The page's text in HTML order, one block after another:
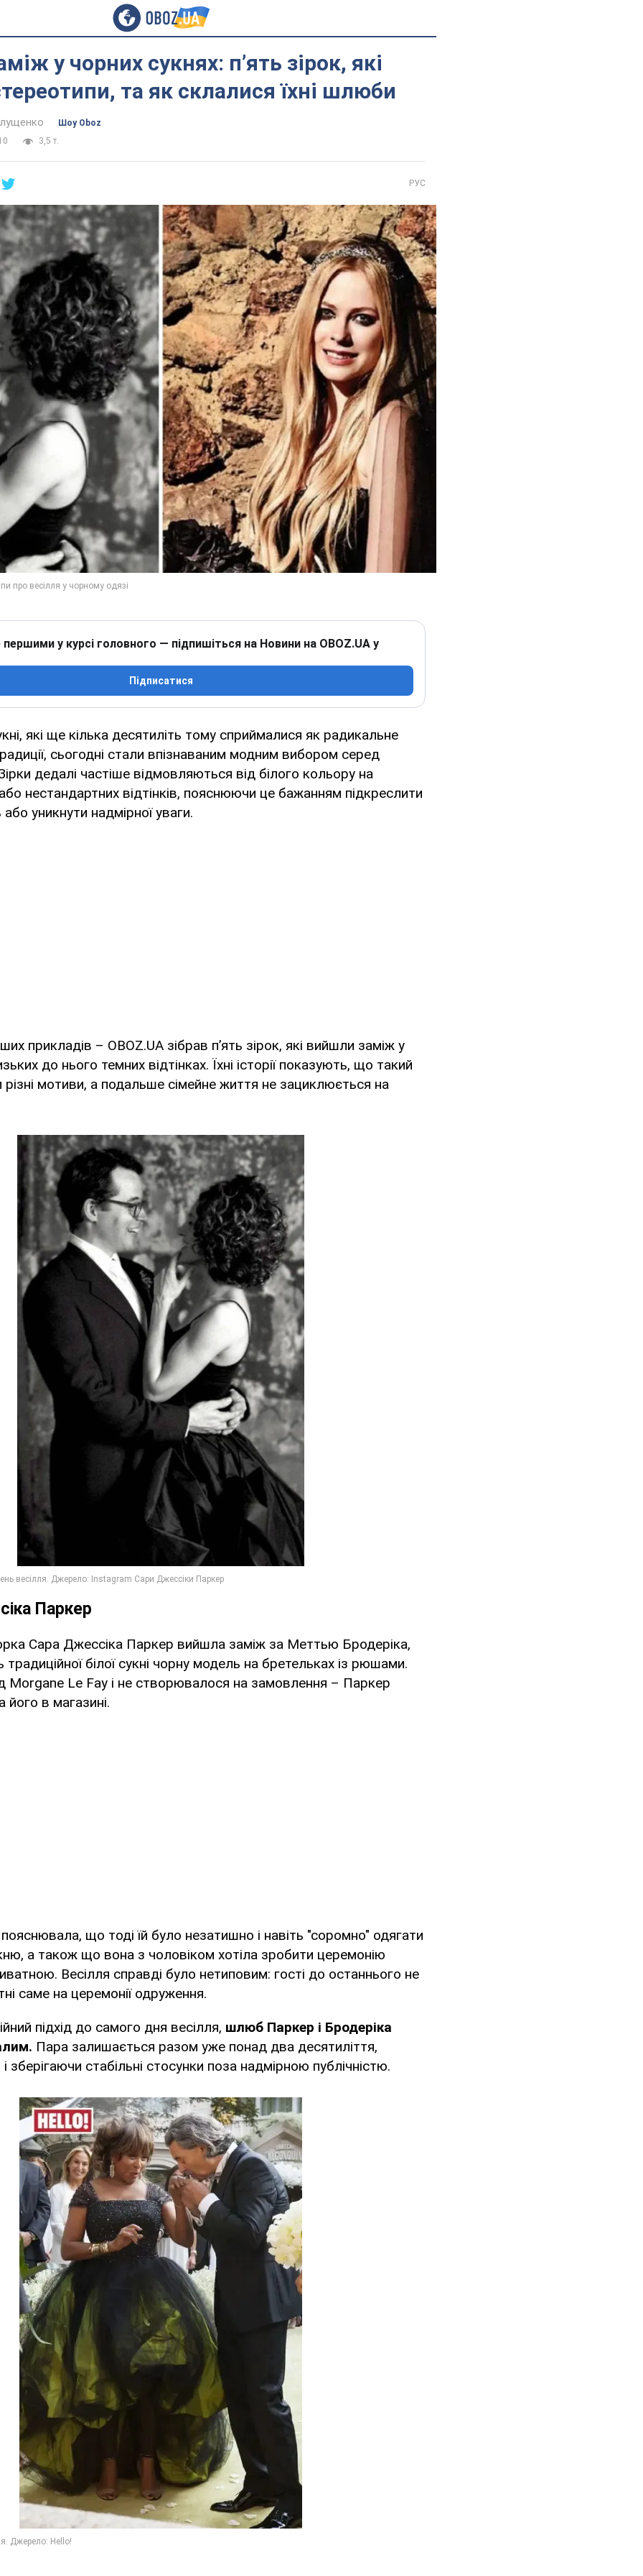
у чорних сукнях: пʼять зірок, які
та як склалися їхні шлюби
Шоу Oboz
3,5 т.
РУС
першими у курсі головного — підпишіться на Новини на OBOZ.UA у
Підписатися
які ще кілька десятиліть тому сприймалися як радикальне
сьогодні стали впізнаваним модним вибором серед
дедалі частіше відмовляються від білого кольору на
нестандартних відтінків, пояснюючи це бажанням підкреслити
або уникнути надмірної уваги.
прикладів – OBOZ.UA зібрав п’ять зірок, які вийшли заміж у
до нього темних відтінках. Їхні історії показують, що такий
мотиви, а подальше сімейне життя не зациклюється на
Паркер
Сара Джессіка Паркер вийшла заміж за Меттью Бродеріка,
білої сукні чорну модель на бретельках із рюшами.
Morgane Le Fay і не створювалося на замовлення – Паркер
в магазині.
що тоді їй було незатишно і навіть "соромно" одягати
а також що вона з чоловіком хотіла зробити церемонію
Весілля справді було нетиповим: гості до останнього не
саме на церемонії одруження.
підхід до самого дня весілля, шлюб Паркер і Бродеріка
Пара залишається разом уже понад два десятиліття,
зберігаючи стабільні стосунки поза надмірною публічністю.